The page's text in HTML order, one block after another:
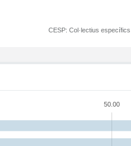
CESP: Col·lectius específics
50.00